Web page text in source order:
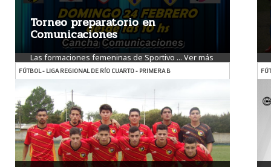
Torneo preparatorio en
Comunicaciones
Las formaciones femeninas de Sportivo ... Ver más
FÚTBOL - LIGA REGIONAL DE RÍO CUARTO - PRIMERA B